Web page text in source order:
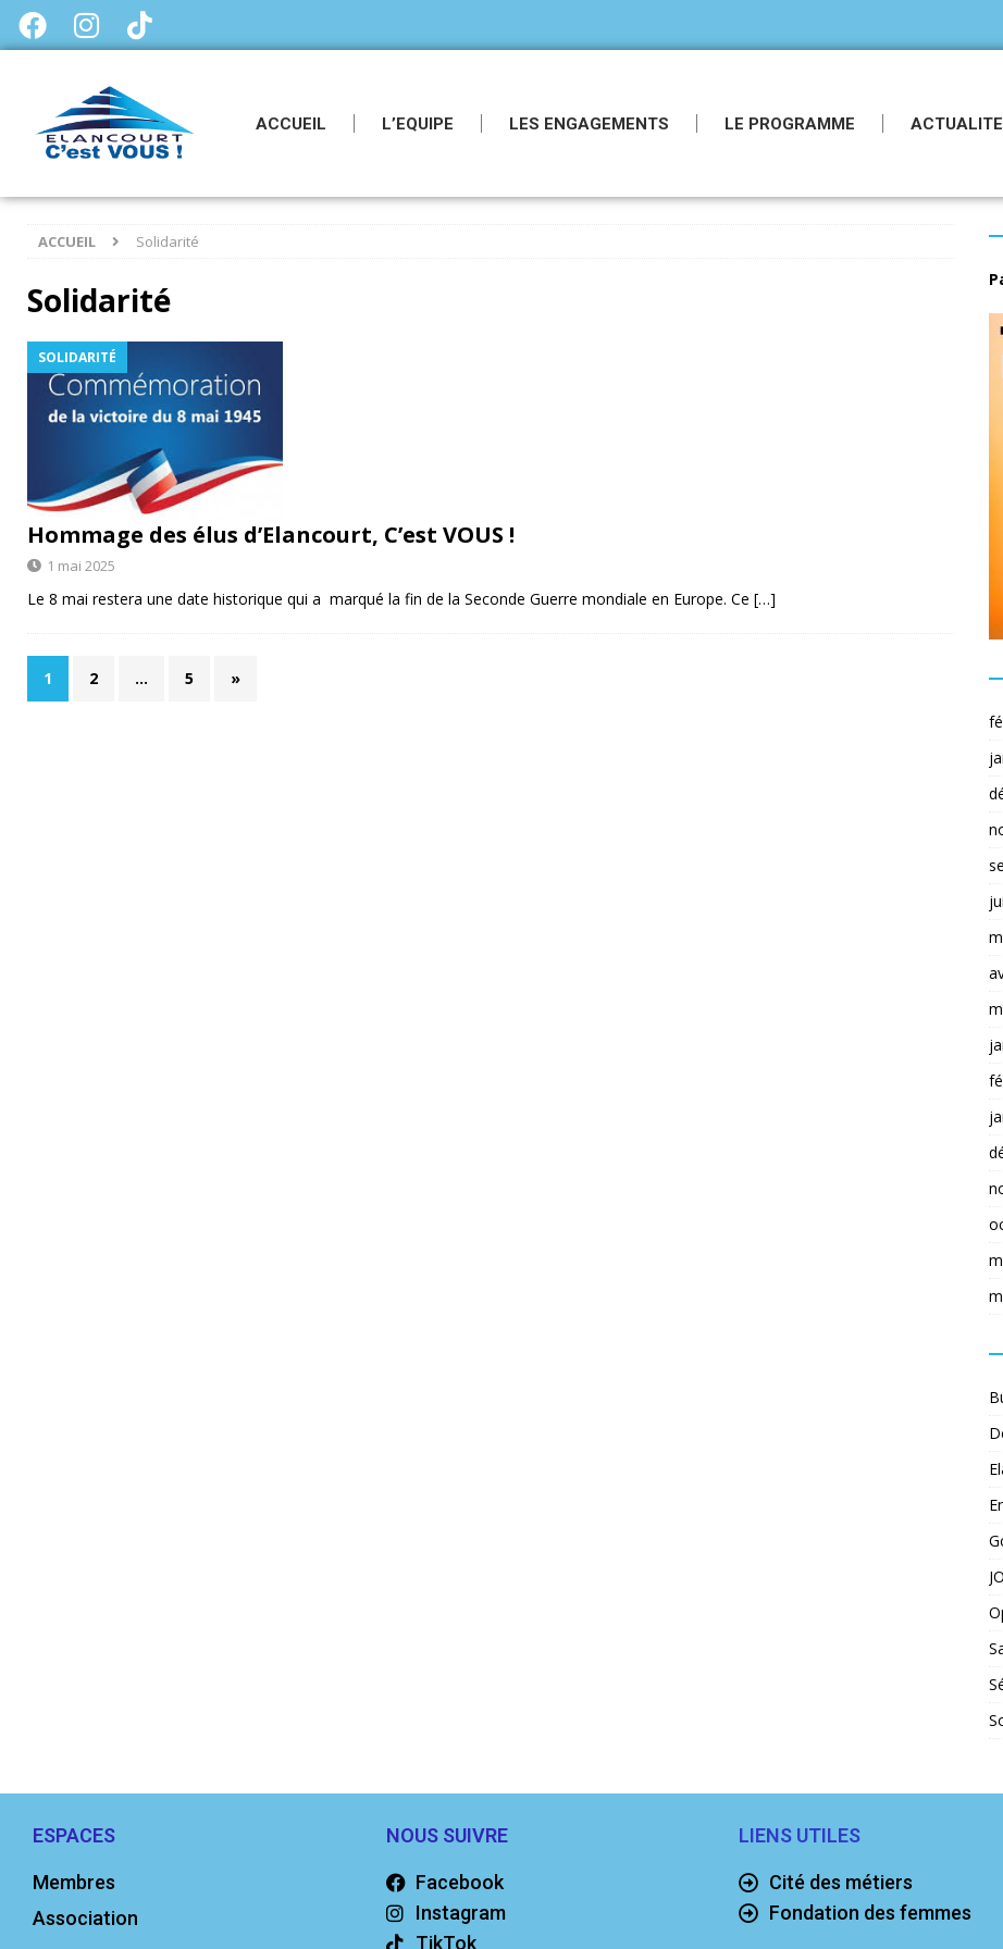
ACCUEIL L’EQUIPE LES ENGAGEMENTS LE PROGRAMME
ACCUEIL Solidarité
Solidarité
SOLIDARITÉ
Hommage des élus d’Elancourt, C’est VOUS !
1 mai 2025
Le 8 mai restera une date historique qui a marqué la fin de la Seconde Guerre mondiale en Europe. Ce […]
1 2 … 5 »
ESPACES
Membres
Association
NOUS SUIVRE
Facebook
Instagram
TikTok
LIENS UTILES
Cité des métiers
Fondation des femmes